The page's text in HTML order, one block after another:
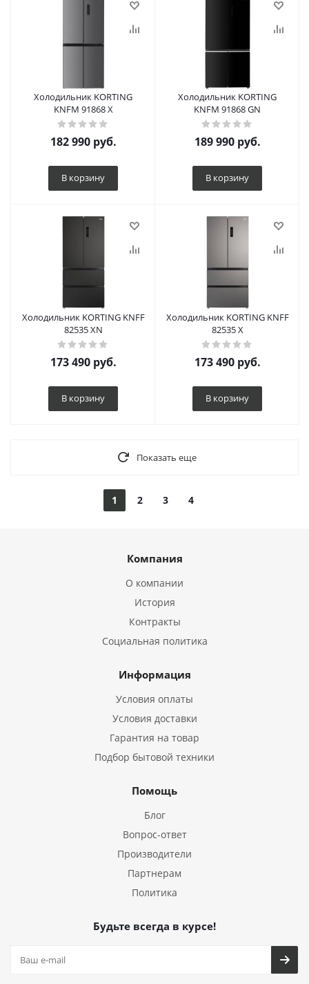
Холодильник KORTING
KNFM 91868 X
182 990руб.
В корзину
Холодильник KORTING
KNFM 91868 GN
189 990руб.
В корзину
Холодильник KORTING KNFF
82535 XN
173 490руб.
В корзину
Холодильник KORTING KNFF
82535 X
173 490руб.
В корзину
Показать еще
1 2 3 4
Компания
О компании
История
Контракты
Социальная политика
Информация
Условия оплаты
Условия доставки
Гарантия на товар
Подбор бытовой техники
Помощь
Блог
Вопрос-ответ
Производители
Партнерам
Политика
Будьте всегда в курсе!